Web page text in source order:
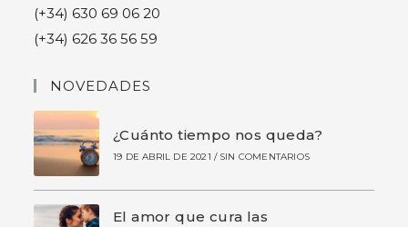
(+34) 630 69 06 20
(+34) 626 36 56 59
NOVEDADES
¿Cuánto tiempo nos queda?
19 DE ABRIL DE 2021 / SIN COMENTARIOS
El amor que cura las